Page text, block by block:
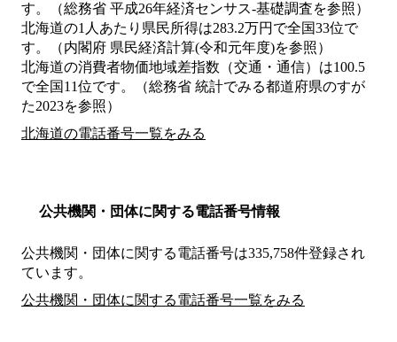
す。（総務省 平成26年経済センサス‐基礎調査を参照）
北海道の1人あたり県民所得は283.2万円で全国33位で
す。（内閣府 県民経済計算(令和元年度)を参照）
北海道の消費者物価地域差指数（交通・通信）は100.5
で全国11位です。（総務省 統計でみる都道府県のすが
た2023を参照）
北海道の電話番号一覧をみる
公共機関・団体に関する電話番号情報
公共機関・団体に関する電話番号は335,758件登録され
ています。
公共機関・団体に関する電話番号一覧をみる